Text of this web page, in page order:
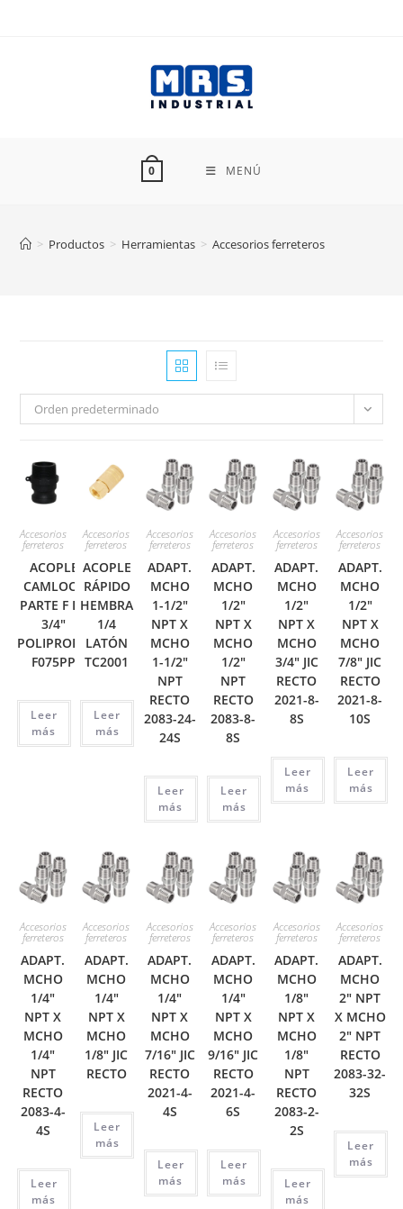
0 MENÚ
> Productos > Herramientas > Accesorios ferreteros
Orden predeterminado
Accesorios
ferreteros
ACOPLE
CAMLOCK
PARTE F DE
3/4″
POLIPROPIL
F075PP
Leer
más
Accesorios
ferreteros
ACOPLE
RÁPIDO
HEMBRA
1/4
LATÓN
TC2001
Leer
más
Accesorios
ferreteros
ADAPT.
MCHO
1-1/2″
NPT X
MCHO
1-1/2″
NPT
RECTO
2083-24-
24S
Leer
más
Accesorios
ferreteros
ADAPT.
MCHO
1/2″
NPT X
MCHO
1/2″
NPT
RECTO
2083-8-
8S
Leer
más
Accesorios
ferreteros
ADAPT.
MCHO
1/2″
NPT X
MCHO
3/4″ JIC
RECTO
2021-8-
8S
Leer
más
Accesorios
ferreteros
ADAPT.
MCHO
1/2″
NPT X
MCHO
7/8″ JIC
RECTO
2021-8-
10S
Leer
más
Accesorios
ferreteros
ADAPT.
MCHO
1/4″
NPT X
MCHO
1/4″
NPT
RECTO
2083-4-
4S
Leer
más
Accesorios
ferreteros
ADAPT.
MCHO
1/4″
NPT X
MCHO
1/8″ JIC
RECTO
Leer
más
Accesorios
ferreteros
ADAPT.
MCHO
1/4″
NPT X
MCHO
7/16″ JIC
RECTO
2021-4-
4S
Leer
más
Accesorios
ferreteros
ADAPT.
MCHO
1/4″
NPT X
MCHO
9/16″ JIC
RECTO
2021-4-
6S
Leer
más
Accesorios
ferreteros
ADAPT.
MCHO
1/8″
NPT X
MCHO
1/8″
NPT
RECTO
2083-2-
2S
Leer
más
Accesorios
ferreteros
ADAPT.
MCHO
2″ NPT
X MCHO
2″ NPT
RECTO
2083-32-
32S
Leer
más